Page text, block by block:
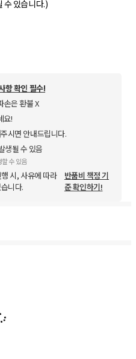
수 있습니다.)
항 확인 필수!
손은 환불 X
요!
시면 안내드립니다.
생될 수 있음
수 있음
시, 사유에 따라
니다.
반품비 책정 기
준 확인하기!